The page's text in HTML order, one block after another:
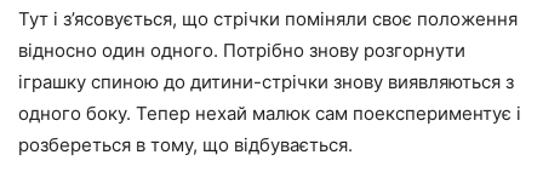
Тут і з’ясовується, що стрічки поміняли своє положення
відносно один одного. Потрібно знову розгорнути
іграшку спиною до дитини-стрічки знову виявляються з
одного боку. Тепер нехай малюк сам поекспериментує і
розбереться в тому, що відбувається.